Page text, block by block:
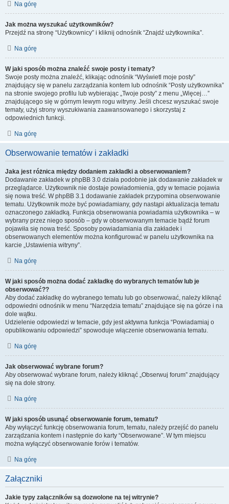
Na górę
Jak można wyszukać użytkowników?
Przejdź na stronę “Użytkownicy” i kliknij odnośnik “Znajdź użytkownika”.
Na górę
W jaki sposób można znaleźć swoje posty i tematy?
Swoje posty można znaleźć, klikając odnośnik “Wyświetl moje posty”
znajdujący się w panelu zarządzania kontem lub odnośnik “Posty użytkownika”
na stronie swojego profilu lub wybierając „Twoje posty” z menu „Więcej…”
znajdującego się w górnym lewym rogu witryny. Jeśli chcesz wyszukać swoje
tematy, użyj strony wyszukiwania zaawansowanego i skorzystaj z
odpowiednich funkcji.
Na górę
Obserwowanie tematów i zakładki
Jaka jest różnica między dodaniem zakładki a obserwowaniem?
Dodawanie zakładek w phpBB 3.0 działa podobnie jak dodawanie zakładek w
przeglądarce. Użytkownik nie dostaje powiadomienia, gdy w temacie pojawia
się nowa treść. W phpBB 3.1 dodawanie zakładek przypomina obserwowanie
tematu. Użytkownik może być powiadamiany, gdy nastąpi aktualizacja tematu
oznaczonego zakładką. Funkcja obserwowania powiadamia użytkownika – w
wybrany przez niego sposób – gdy w obserwowanym temacie bądź forum
pojawiła się nowa treść. Sposoby powiadamiania dla zakładek i
obserwowanych elementów można konfigurować w panelu użytkownika na
karcie „Ustawienia witryny”.
Na górę
W jaki sposób można dodać zakładkę do wybranych tematów lub je
obserwować??
Aby dodać zakładkę do wybranego tematu lub go obserwować, należy kliknąć
odpowiedni odnośnik w menu “Narzędzia tematu” znajdujące się na górze i na
dole wątku.
Udzielenie odpowiedzi w temacie, gdy jest aktywna funkcja “Powiadamiaj o
opublikowaniu odpowiedzi” spowoduje włączenie obserwowania tematu.
Na górę
Jak obserwować wybrane forum?
Aby obserwować wybrane forum, należy kliknąć „Obserwuj forum” znajdujący
się na dole strony.
Na górę
W jaki sposób usunąć obserwowanie forum, tematu?
Aby wyłączyć funkcję obserwowania forum, tematu, należy przejść do panelu
zarządzania kontem i następnie do karty “Obserwowane”. W tym miejscu
można wyłączyć obserwowanie forów i tematów.
Na górę
Załączniki
Jakie typy załączników są dozwolone na tej witrynie?